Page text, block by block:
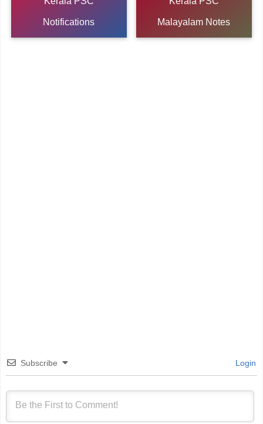
Notifications Malayalam Notes
Subscribe Login